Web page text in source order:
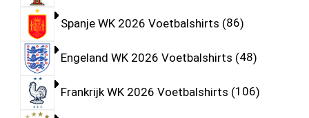
Spanje WK 2026 Voetbalshirts 86
Engeland WK 2026 Voetbalshirts 48
Frankrijk WK 2026 Voetbalshirts 106